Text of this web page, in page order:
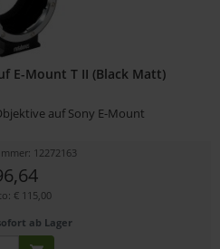
E-Mount T II (Black Matt)
auf Sony E-Mount
12272163
€ 115,00
ab Lager